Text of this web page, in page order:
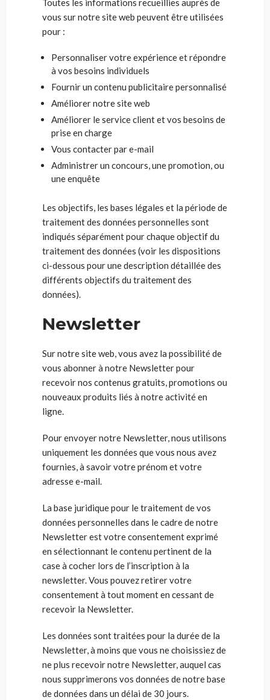
Toutes les informations recueillies auprès de
vous sur notre site web peuvent être utilisées
pour :
Personnaliser votre expérience et répondre
à vos besoins individuels
Fournir un contenu publicitaire personnalisé
Améliorer notre site web
Améliorer le service client et vos besoins de
prise en charge
Vous contacter par e-mail
Administrer un concours, une promotion, ou
une enquête
Les objectifs, les bases légales et la période de
traitement des données personnelles sont
indiqués séparément pour chaque objectif du
traitement des données (voir les dispositions
ci-dessous pour une description détaillée des
différents objectifs du traitement des
données).
Newsletter
Sur notre site web, vous avez la possibilité de
vous abonner à notre Newsletter pour
recevoir nos contenus gratuits, promotions ou
nouveaux produits liés à notre activité en
ligne.
Pour envoyer notre Newsletter, nous utilisons
uniquement les données que vous nous avez
fournies, à savoir votre prénom et votre
adresse e-mail.
La base juridique pour le traitement de vos
données personnelles dans le cadre de notre
Newsletter est votre consentement exprimé
en sélectionnant le contenu pertinent de la
case à cocher lors de l’inscription à la
newsletter. Vous pouvez retirer votre
consentement à tout moment en cessant de
recevoir la Newsletter.
Les données sont traitées pour la durée de la
Newsletter, à moins que vous ne choisissiez de
ne plus recevoir notre Newsletter, auquel cas
nous supprimerons vos données de notre base
de données dans un délai de 30 jours.